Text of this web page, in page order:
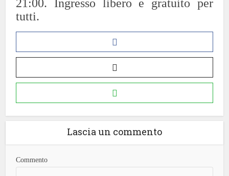
21:00. Ingresso libero e gratuito per
tutti.
Lascia un commento
Commento